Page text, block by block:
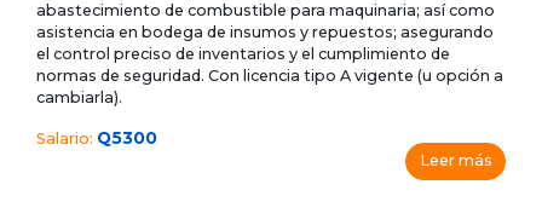
abastecimiento de combustible para maquinaria; así como
asistencia en bodega de insumos y repuestos; asegurando
el control preciso de inventarios y el cumplimiento de
normas de seguridad. Con licencia tipo A vigente (u opción a
cambiarla).
Salario: Q5300
Leer más